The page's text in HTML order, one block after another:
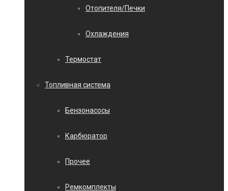
Отопителя/Печки
Охлаждения
Термостат
Топливная система
Бензонасосы
Карбюратор
Прочее
Ремкомплекты